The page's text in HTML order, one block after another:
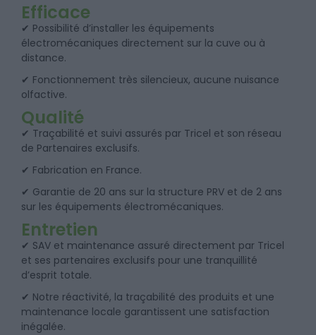
Efficace
✔ Possibilité d’installer les équipements
électromécaniques directement sur la cuve ou à
distance.
✔ Fonctionnement très silencieux, aucune nuisance
olfactive.
Qualité
✔ Traçabilité et suivi assurés par Tricel et son réseau
de Partenaires exclusifs.
✔ Fabrication en France.
✔ Garantie de 20 ans sur la structure PRV et de 2 ans
sur les équipements électromécaniques.
Entretien
✔ SAV et maintenance assuré directement par Tricel
et ses partenaires exclusifs pour une tranquillité
d’esprit totale.
✔ Notre réactivité, la traçabilité des produits et une
maintenance locale garantissent une satisfaction
inégalée.